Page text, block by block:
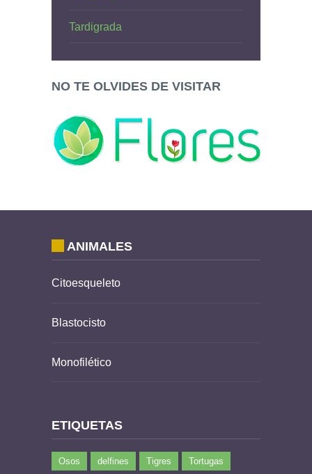
Tardigrada
NO TE OLVIDES DE VISITAR
ANIMALES
Citoesqueleto
Blastocisto
Monofilético
ETIQUETAS
Osos delfines Tigres Tortugas